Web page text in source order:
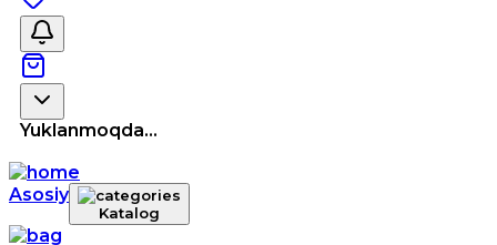
Yuklanmoqda...
Asosiy
Katalog